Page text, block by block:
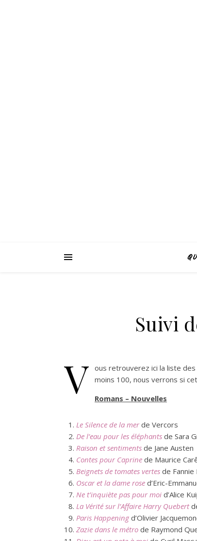
Suivi
V ous retrouverez ici la liste
moins 100, nous verrons si
Romans – Nouvelles
Le Silence de la merde Vercors
De l’eau pour les éléphants de Sara
Raison et sentiments de Jane Austen
Contes pour Caprine de Maurice
Beignets de tomates vertes de Fannie
Oscar et la dame rose d’Eric-
Ne t’inquiète pas pour moi d’Alice
La Vérité sur l’Affaire Harry Quebert
Paris Happening d’Olivier
Zazie dans le métro de Raymond